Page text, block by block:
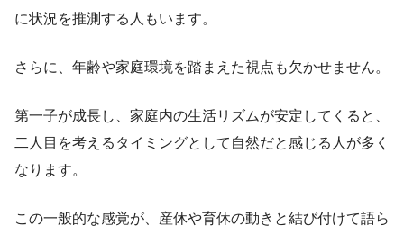
に状況を推測する人もいます。
さらに、年齢や家庭環境を踏まえた視点も欠かせません。
第一子が成長し、家庭内の生活リズムが安定してくると、
二人目を考えるタイミングとして自然だと感じる人が多く
なります。
この一般的な感覚が、産休や育休の動きと結び付けて語ら